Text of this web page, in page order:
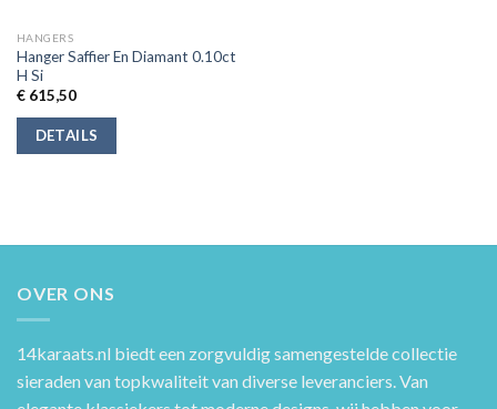
HANGERS
Hanger Saffier En Diamant 0.10ct
H Si
€615,50
DETAILS
OVER ONS
14karaats.nl biedt een zorgvuldig samengestelde collectie
sieraden van topkwaliteit van diverse leveranciers. Van